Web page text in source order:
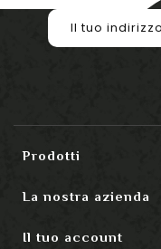
Prodotti
La nostra azienda
Il tuo account